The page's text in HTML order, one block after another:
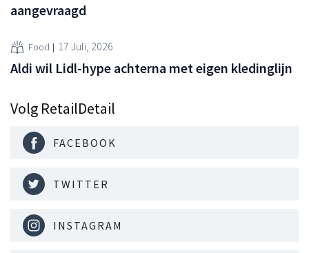
aangevraagd
Food 17 Juli, 2026
Aldi wil Lidl-hype achterna met eigen kledinglijn
Volg RetailDetail
FACEBOOK
TWITTER
INSTAGRAM